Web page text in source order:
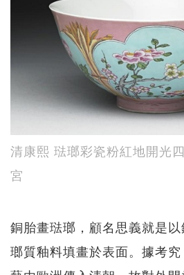
清康熙 琺瑯彩瓷粉紅地開光
宮
銅胎畫琺瑯，顧名思義就是
瑯質釉料填畫於表面。據考